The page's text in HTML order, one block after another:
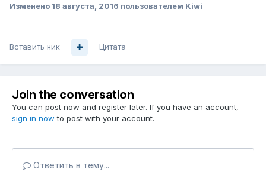
Изменено 18 августа, 2016 пользователем Kiwi
Вставить ник Цитата
Join the conversation
You can post now and register later. If you have an account,
sign in now to post with your account.
Ответить в тему...